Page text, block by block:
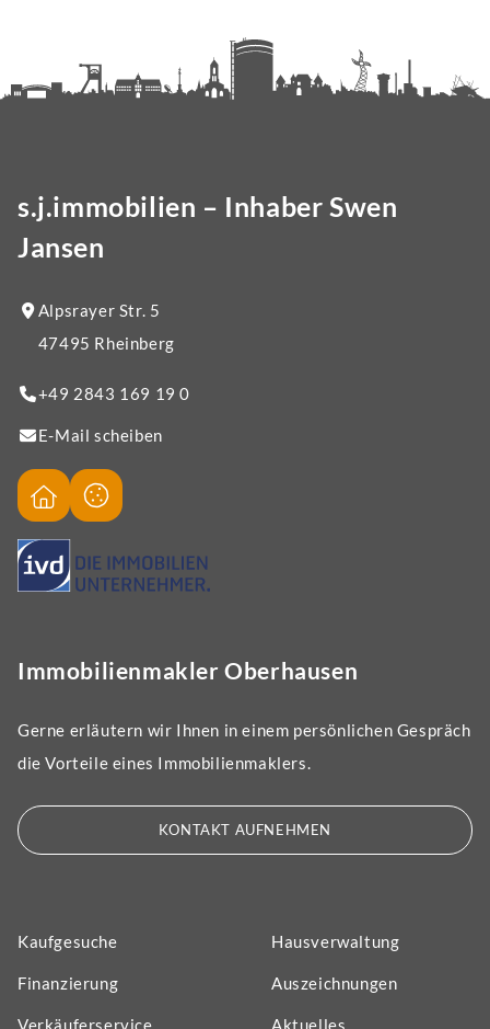
s.j.immobilien – Inhaber Swen
Jansen
Alpsrayer Str. 5
47495 Rheinberg
+49 2843 169 19 0
E-Mail scheiben
Immobilienmakler Oberhausen
Gerne erläutern wir Ihnen in einem persönlichen Gespräch
die Vorteile eines Immobilienmaklers.
KONTAKT AUFNEHMEN
Kaufgesuche
Finanzierung
Verkäuferservice
Hausverwaltung
Auszeichnungen
Aktuelles